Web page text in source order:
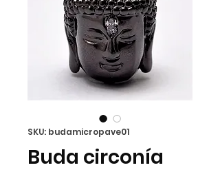
SKU: budamicropave01
Buda circonía